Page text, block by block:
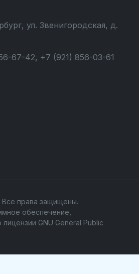
ул. Звенигородская, д.
67-42, +7 (921) 856-03-61
права защищены.
обеспечение,
лицензии GNU General Public